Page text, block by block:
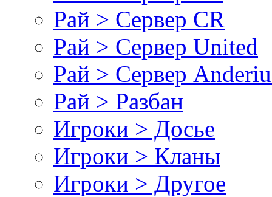
Рай > Сервер CR
Рай > Сервер United
Рай > Сервер
Рай > Разбан
Игроки > Досье
Игроки > Кланы
Игроки > Другое